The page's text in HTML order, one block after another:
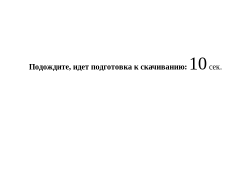
Подождите, идет подготовка к скачиванию: 10 сек.